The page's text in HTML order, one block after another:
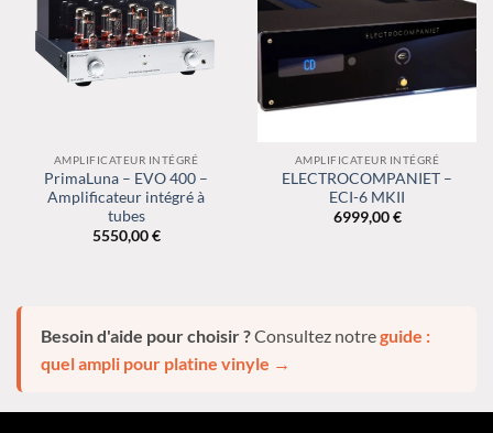
AMPLIFICATEUR INTÉGRÉ
PrimaLuna – EVO 400 –
Amplificateur intégré à
tubes
5550,00€
AMPLIFICATEUR INTÉGRÉ
ELECTROCOMPANIET –
ECI-6 MKII
6999,00€
Besoin d'aide pour choisir ?Consultez notreguide :
quel ampli pour platine vinyle →